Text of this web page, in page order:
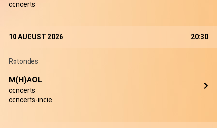
concerts
10 AUGUST 2026 20:30
Rotondes
M(H)AOL
concerts
concerts-indie